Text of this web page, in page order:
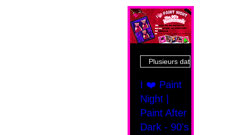
Plusieurs dates
I ❤️ Paint
Night |
Paint After
Dark - 90's